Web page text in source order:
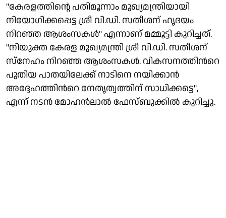
"കേരളത്തിൻ്റെ പതിമൂന്നാം മുഖ്യമന്ത്രിയായി
നിയോഗിക്കപ്പെട്ട ശ്രീ വി.ഡി. സതീശന് ഹൃദയം
നിറഞ്ഞ ആശംസകൾ" എന്നാണ് മമ്മൂട്ടി കുറിച്ചത്.
"നിയുക്ത കേരള മുഖ്യമന്ത്രി ശ്രീ വി.ഡി. സതീശന്‌
സ്നേഹം നിറഞ്ഞ ആശംസകള്‍. വികസനത്തിന്‍റെ
പുതിയ പാതയിലേക്ക് നാടിനെ നയിക്കാന്‍
അദ്ദേഹത്തിന്‍റെ നേതൃത്വത്തിന്‌ സാധിക്കട്ടെ",
എന്ന് നടൻ മോഹന്‍ലാല്‍ ഫേസ്ബുക്കിൽ കുറിച്ചു.